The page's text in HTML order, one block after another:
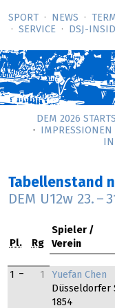
SPORT NEWS
SERVICE
DSJ-­
DEM 2026
IMPRESSIONEN
Tabellenstand
DEM U12w 23. –
Pl. Rg
Spieler
Verein
1 1
Yuefan Chen
Düsseldorfer
1854